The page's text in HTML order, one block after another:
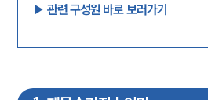
▶︎ 관련 구성원 바로 보러가기